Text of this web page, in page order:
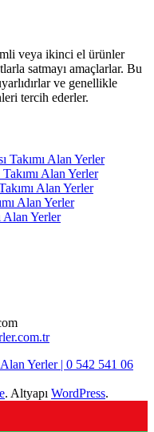
veya ikinci el ürünler
satmayı amaçlarlar. Bu
ve genellikle
tercih ederler.
Takımı Alan Yerler
Alan Yerler
Alan Yerler
Alan Yerler
Alan Yerler
Alan Yerler | 0 542 541 06
. Altyapı WordPress.